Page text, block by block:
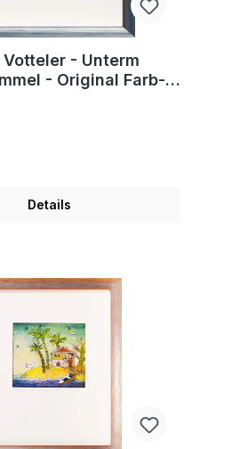
- Unterm
- Original Farb-
Details